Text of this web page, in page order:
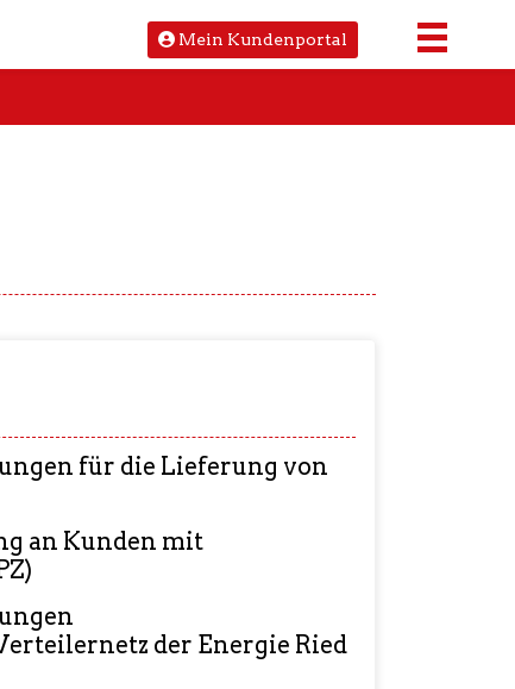
Mein Kundenportal
für die Lieferung von
an Kunden mit
der Energie Ried